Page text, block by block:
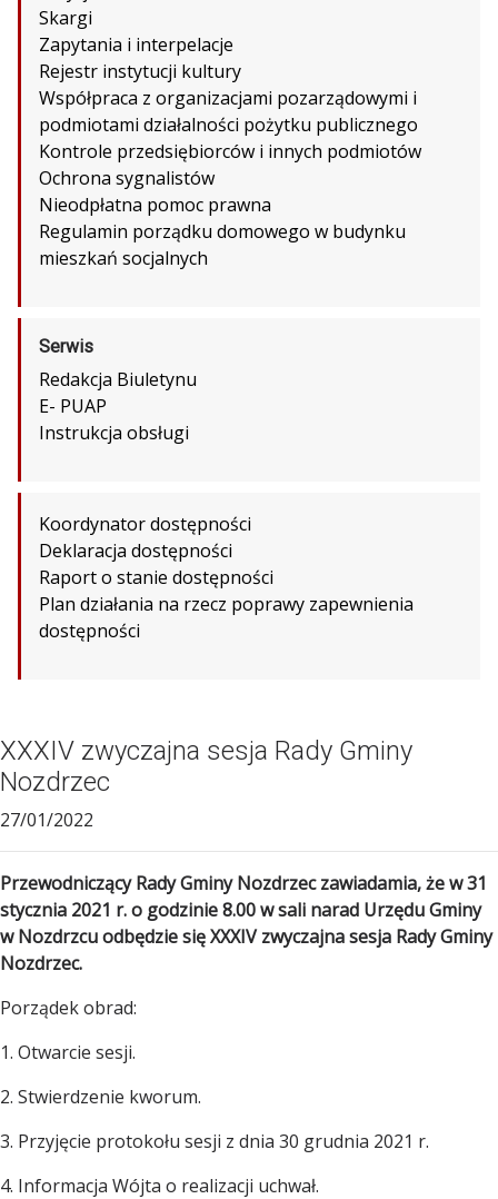
Skargi
Zapytania i interpelacje
Rejestr instytucji kultury
Współpraca z organizacjami pozarządowymi i
podmiotami działalności pożytku publicznego
Kontrole przedsiębiorców i innych podmiotów
Ochrona sygnalistów
Nieodpłatna pomoc prawna
Regulamin porządku domowego w budynku
mieszkań socjalnych
Serwis
Redakcja Biuletynu
E- PUAP
Instrukcja obsługi
Koordynator dostępności
Deklaracja dostępności
Raport o stanie dostępności
Plan działania na rzecz poprawy zapewnienia
dostępności
XXXIV zwyczajna sesja Rady Gminy
Nozdrzec
27/01/2022
Przewodniczący Rady Gminy Nozdrzec zawiadamia, że w 31
stycznia 2021 r. o godzinie 8.00 wsali narad Urzędu Gminy
w Nozdrzcuodbędzie się XXXIV zwyczajna sesja Rady Gminy
Nozdrzec.
Porządek obrad:
1. Otwarcie sesji.
2. Stwierdzenie kworum.
3. Przyjęcie protokołu sesji z dnia 30 grudnia 2021 r.
4. Informacja Wójta o realizacji uchwał.